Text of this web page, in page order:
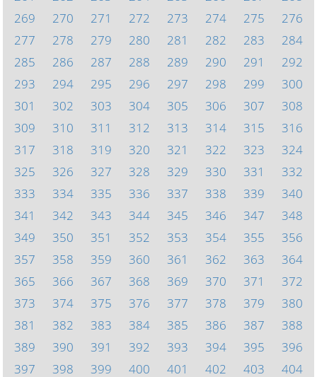
269
270 271 272 273 274 275
276
277
278 279 280 281 282 283
284
285
286 287 288 289 290 291
292
293
294 295 296 297 298 299
300
301
302 303 304 305 306 307
308
309
310 311 312 313 314 315
316
317
318 319 320 321 322 323
324
325
326 327 328 329 330 331
332
333
334 335 336 337 338 339
340
341
342 343 344 345 346 347
348
349
350 351 352 353 354 355
356
357
358 359 360 361 362 363
364
365
366 367 368 369 370 371
372
373
374 375 376 377 378 379
380
381
382 383 384 385 386 387
388
389
390 391 392 393 394 395
396
397
398 399 400 401 402 403 404